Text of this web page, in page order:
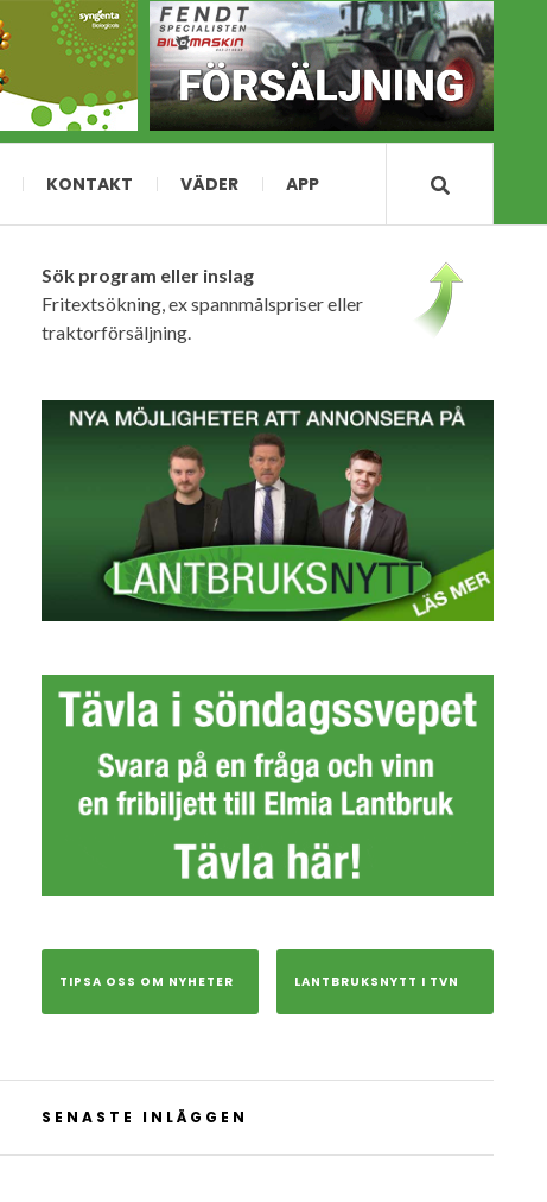
KONTAKT VÄDER APP
Sök program eller inslag
Fritextsökning, ex spannmålspriser eller
traktorförsäljning.
TIPSA OSS OM NYHETER LANTBRUKSNYTT I TVN
SENASTE INLÄGGEN